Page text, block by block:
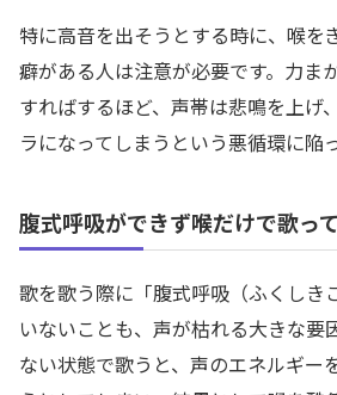
特に高音を出そうとする時に、喉を
癖がある人は注意が必要です。力ま
すればするほど、声帯は悲鳴を上げ
ラになってしまうという悪循環に陥
腹式呼吸ができず喉だけで歌っ
歌を歌う際に「腹式呼吸（ふくしき
いないことも、声が枯れる大きな要
ない状態で歌うと、声のエネルギー